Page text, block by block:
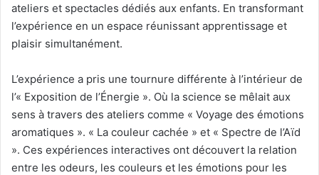
ateliers et spectacles dédiés aux enfants. En transformant
l’expérience en un espace réunissant apprentissage et
plaisir simultanément.
L’expérience a pris une tournure différente à l’intérieur de
l’« Exposition de l’Énergie ». Où la science se mêlait aux
sens à travers des ateliers comme « Voyage des émotions
aromatiques ». « La couleur cachée » et « Spectre de l’Aïd
». Ces expériences interactives ont découvert la relation
entre les odeurs, les couleurs et les émotions pour les